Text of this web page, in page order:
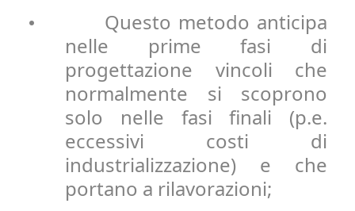
•
Questo metodo anticipa
nelle prime fasi di
progettazione vincoli che
normalmente si scoprono
solo nelle fasi finali (p.e.
eccessivi costi di
industrializzazione) e che
portano a rilavorazioni;